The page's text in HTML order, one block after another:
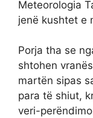
Meteorologia
jenë kushtet e
Porja tha se
shtohen
martën sipas
para të shiut,
veri-